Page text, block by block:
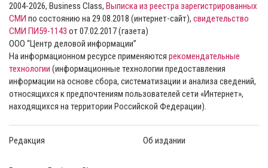
2004-2026, Business Class, Выписка из реестра зарегистрированных
СМИ по состоянию на 29.08.2018 (интернет-сайт), свидетельство
СМИ ПИ59-1143 от 07.02.2017 (газета)
ООО “Центр деловой информации”
На информационном ресурсе применяются рекомендательные
технологии (информационные технологии предоставления
информации на основе сбора, систематизации и анализа сведений,
относящихся к предпочтениям пользователей сети «Интернет»,
находящихся на территории Российской Федерации).
Редакция Об издании